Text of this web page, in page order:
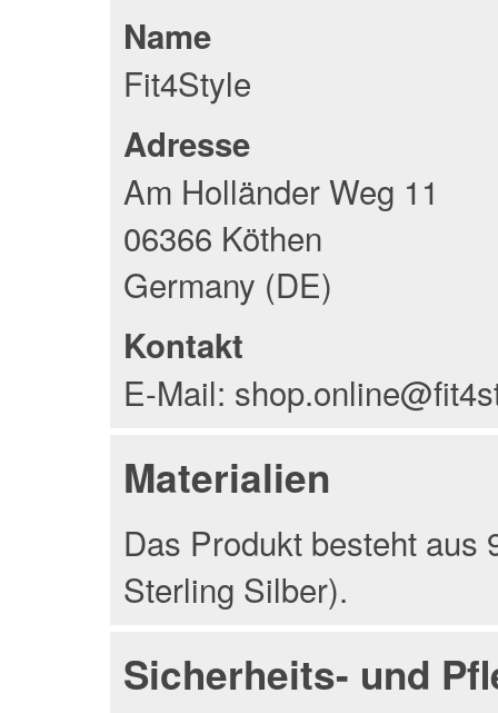
Name
Fit4Style
Adresse
Am Holländer Weg 11
06366 Köthen
Germany (DE)
Kontakt
E-Mail:
Materialien
Das Produkt besteht aus
Sterling Silber).
Sicherheits- und